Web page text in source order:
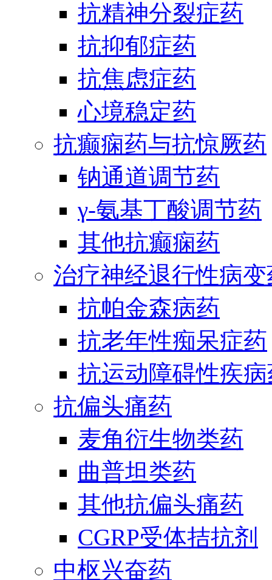
抗精神分裂症药
抗抑郁症药
抗焦虑症药
心境稳定药
抗癫痫药与抗惊厥药
钠通道调节药
γ-氨基丁酸调节药
其他抗癫痫药
治疗神经退行性病
抗帕金森病药
抗老年性痴呆症药
抗运动障碍性疾
抗偏头痛药
麦角衍生物类药
曲普坦类药
其他抗偏头痛药
CGRP受体拮抗剂
中枢兴奋药